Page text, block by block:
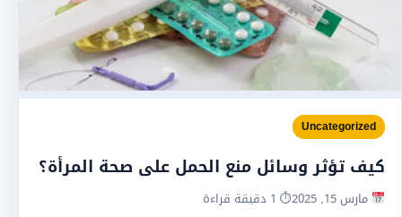
Uncategorized
كيف تؤثر وسائل منع الحمل على صحة المرأة؟
مارس 15, 2025 ⏱ 1 دقيقة قراءة